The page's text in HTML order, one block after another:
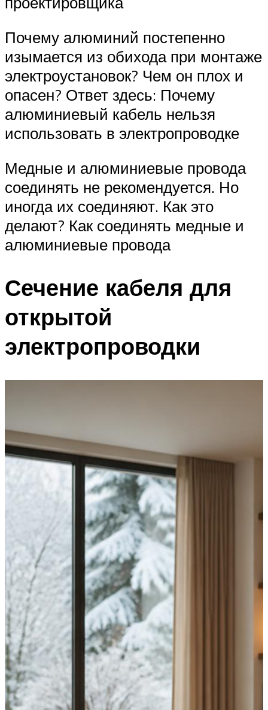
Почему алюминий постепенно
изымается из обихода при монтаже
электроустановок? Чем он плох и
опасен? Ответ здесь: Почему
алюминиевый кабель нельзя
использовать в электропроводке
Медные и алюминиевые провода
соединять не рекомендуется. Но
иногда их соединяют. Как это
делают? Как соединять медные и
алюминиевые провода
Сечение кабеля для
открытой
электропроводки